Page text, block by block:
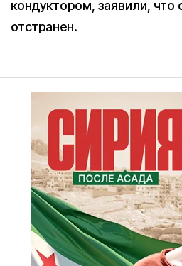
кондуктором, заявили, что
отстранен.